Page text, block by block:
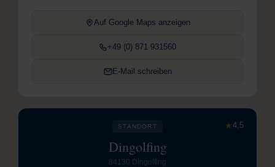
Auf Google Maps anzeigen
+49 (0) 871 931560
E-Mail schreiben
★4,5
STANDORT
Dingolfing
84130 Dingolfing